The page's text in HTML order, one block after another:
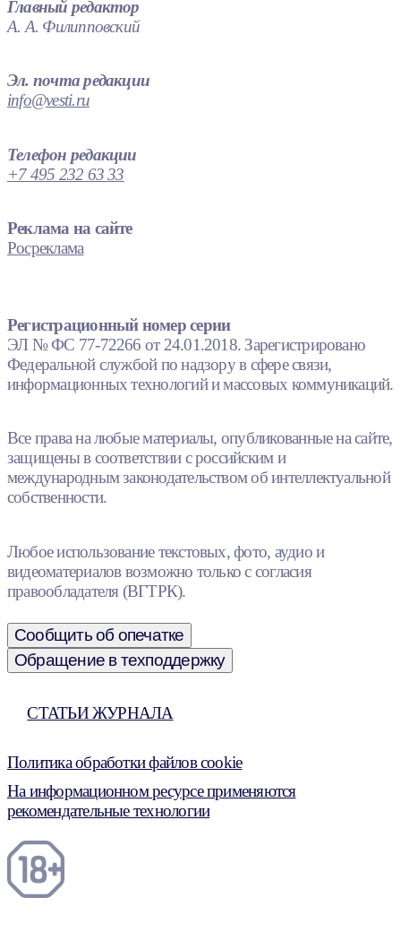
Главный редактор
А. А. Филипповский
Эл. почта редакции
info@vesti.ru
Телефон редакции
+7 495 232 63 33
Реклама на сайте
Росреклама
Регистрационный номер серии
ЭЛ № ФС 77-72266 от 24.01.2018. Зарегистрировано
Федеральной службой по надзору в сфере связи,
информационных технологий и массовых коммуникаций.
Все права на любые материалы, опубликованные на сайте,
защищены в соответствии с российским и
международным законодательством об интеллектуальной
собственности.
Любое использование текстовых, фото, аудио и
видеоматериалов возможно только с согласия
правообладателя (ВГТРК).
Сообщить об опечатке
Обращение в техподдержку
СТАТЬИ ЖУРНАЛА
Политика обработки файлов cookie
На информационном ресурсе применяются
рекомендательные технологии